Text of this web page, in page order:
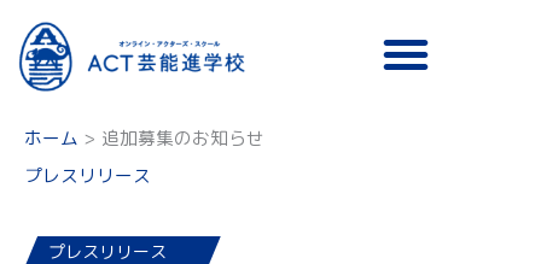
ホーム
追加募集のお知らせ
プレスリリース
プレスリリース